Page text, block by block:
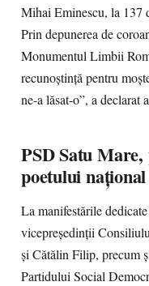
Mihai Eminescu, la 137
Prin depunerea de
Monumentul Limbii
recunoștință pentru
ne-a lăsat-o”, a declarat
PSD Satu
poetului național
La manifestările
vicepreședinții
și Cătălin Filip, precum
Partidului Social